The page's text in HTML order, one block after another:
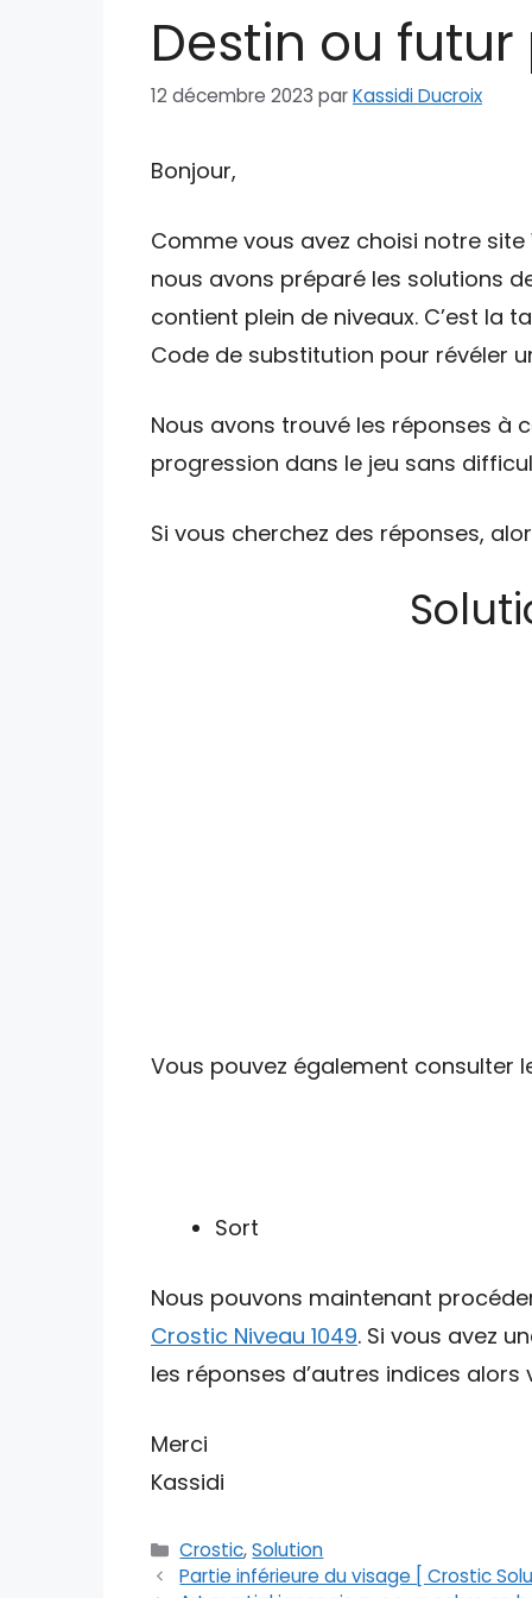
Destin ou futur
12 décembre 2023 parKassidi Ducroix
Bonjour,
Comme vous avez choisi notre
nous avons préparé les solutions
contient plein de niveaux. C’est la
Code de substitution pour révéler
Nous avons trouvé les réponses à
progression dans le jeu sans
Si vous cherchez des réponses,
Vous pouvez également consulter
Sort
Nous pouvons maintenant
Crostic Niveau 1049. Si vous avez
les réponses d’autres indices
Merci
Kassidi
Catégories
Crostic,Solution
Partie inférieure du visage [ Crostic